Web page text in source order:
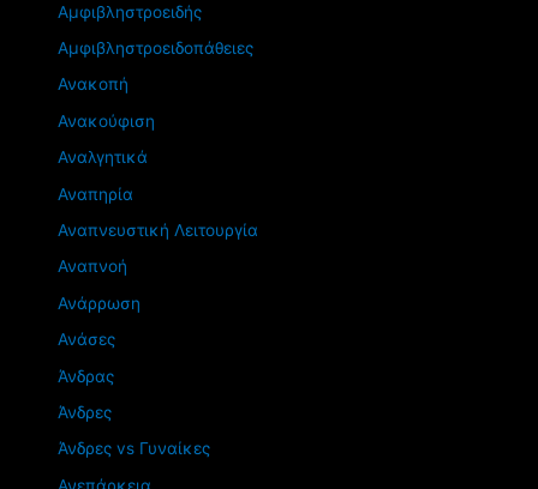
Αμφιβληστροειδής
Αμφιβληστροειδοπάθειες
Ανακοπή
Ανακούφιση
Αναλγητικά
Αναπηρία
Αναπνευστική Λειτουργία
Αναπνοή
Ανάρρωση
Ανάσες
Άνδρας
Άνδρες
Άνδρες vs Γυναίκες